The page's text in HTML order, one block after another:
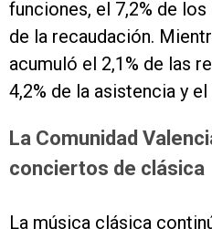
funciones, el 7,2% de
de la recaudación.
acumuló el 2,1% de las
4,2% de la asistencia y
La Comunidad
conciertos de clásica
La música clásica